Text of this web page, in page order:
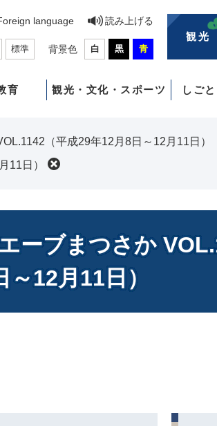
language 読み上げる
標準 背景色 白 黒 青
観光
育 観光・文化・スポーツ しご
（平成29年12月8日～12月11日）
11日）
ーブまつさか
～12月11日）